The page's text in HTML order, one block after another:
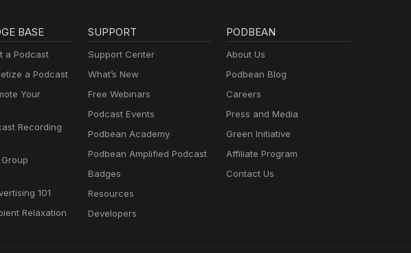
BASE
a Podcast
a Podcast
Your
Recording
101
Relaxation
SUPPORT
Support Center
What’s New
Free Webinars
Podcast Events
Podbean Academy
Podbean Amplified Podcast
Badges
Resources
Developers
PODBEAN
About Us
Podbean Blog
Careers
Press and Media
Green Initiative
Affiliate Program
Contact Us